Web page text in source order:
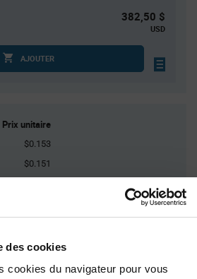
des cookies
cookies du navigateur pour vous
382,50 $
USD
AJOUTER
Prix unitaire
$0.153
$0.151